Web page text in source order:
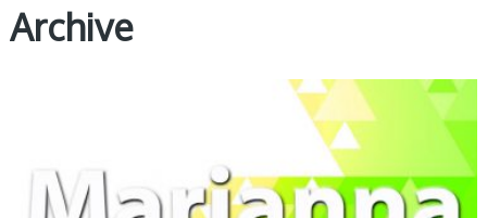
Archive